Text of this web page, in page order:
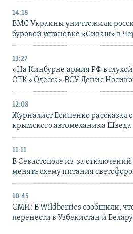
14:18
ВМС Украины уничтожили
буровой установке «Сиваш» в
13:27
«На Кинбурне армия РФ в
ОТК «Одесса» ВСУ Денис
12:08
Журналист Есипенко рассказал
крымского автомеханика Шведа
11:11
В Севастополе из-за
менять схему питания
10:45
СМИ: В Wildberries сообщили, что
перенести в Узбекистан и